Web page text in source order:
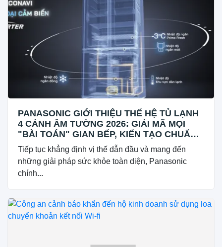
PANASONIC GIỚI THIỆU THẾ HỆ TỦ LẠNH
4 CÁNH ÂM TƯỜNG 2026: GIẢI MÃ MỌI
"BÀI TOÁN" GIAN BẾP, KIẾN TẠO CHUẨN
SỐNG TIỆN NGHI
Tiếp tục khẳng định vị thế dẫn đầu và mang đến
những giải pháp sức khỏe toàn diện, Panasonic
chính...